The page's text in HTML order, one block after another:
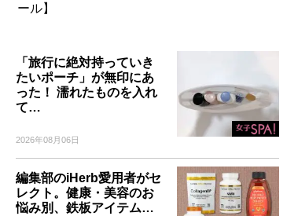
ール】
「旅行に絶対持っていき
たいポーチ」が無印にあ
った！ 濡れたものを入れ
て…
2026年08月06日
編集部のiHerb愛用者がセ
レクト。健康・美容のお
悩み別、鉄板アイテム…